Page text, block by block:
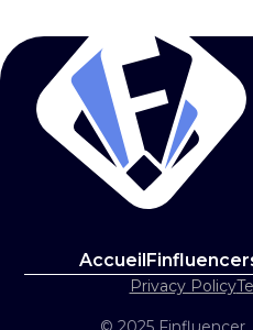
Accueil
Privacy Policy